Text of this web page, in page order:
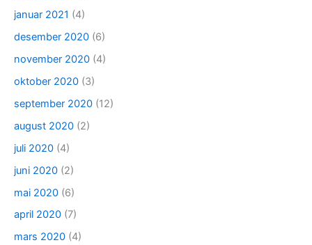
januar 2021 (4)
desember 2020 (6)
november 2020 (4)
oktober 2020 (3)
september 2020 (12)
august 2020 (2)
juli 2020 (4)
juni 2020 (2)
mai 2020 (6)
april 2020 (7)
mars 2020 (4)